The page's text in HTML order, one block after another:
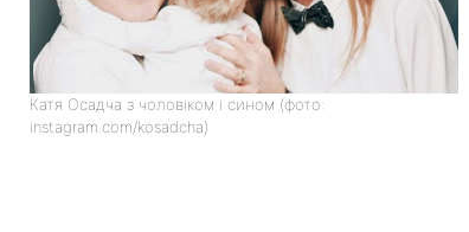
Катя Осадча з чоловіком і сином (фото:
instagram.com/kosadcha)